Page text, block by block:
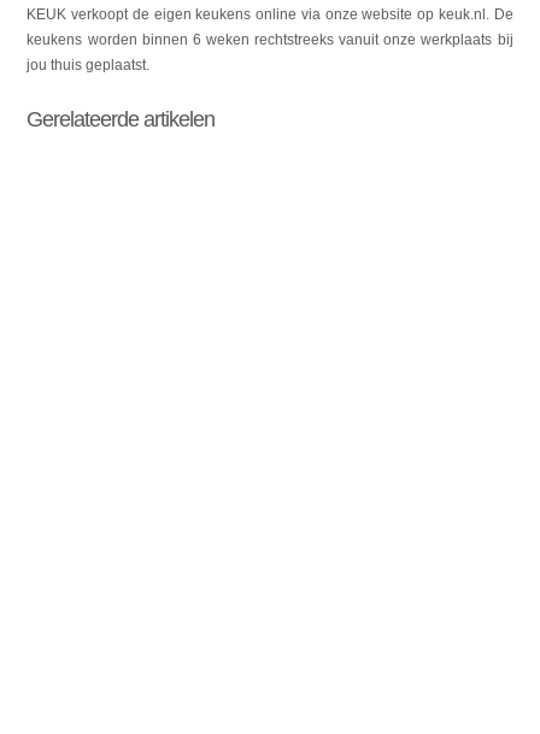
KEUK verkoopt de eigen keukens online via onze website op keuk.nl. De
keukens worden binnen 6 weken rechtstreeks vanuit onze werkplaats bij
jou thuis geplaatst.
Gerelateerde artikelen